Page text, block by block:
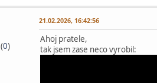
(0)
21.02.2026, 16:42:56
Ahoj pratele,
tak jsem zase neco vyrobil: